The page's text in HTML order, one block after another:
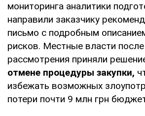
мониторинга аналитики
направили заказчику
письмо с подробным
рисков. Местные власти после
рассмотрения приняли
отмене процедуры закупки,
избежать возможных
потери почти 9 млн грн